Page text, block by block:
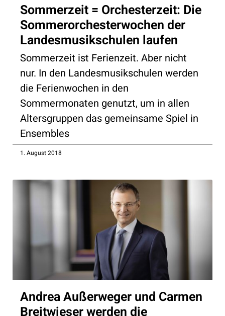
Sommerzeit = Orchesterzeit: Die
Sommerorchesterwochen der
Landesmusikschulen laufen
Sommerzeit ist Ferienzeit. Aber nicht
nur. In den Landesmusikschulen werden
die Ferienwochen in den
Sommermonaten genutzt, um in allen
Altersgruppen das gemeinsame Spiel in
Ensembles
1. August 2018
Andrea Außerweger und Carmen
Breitwieser werden die